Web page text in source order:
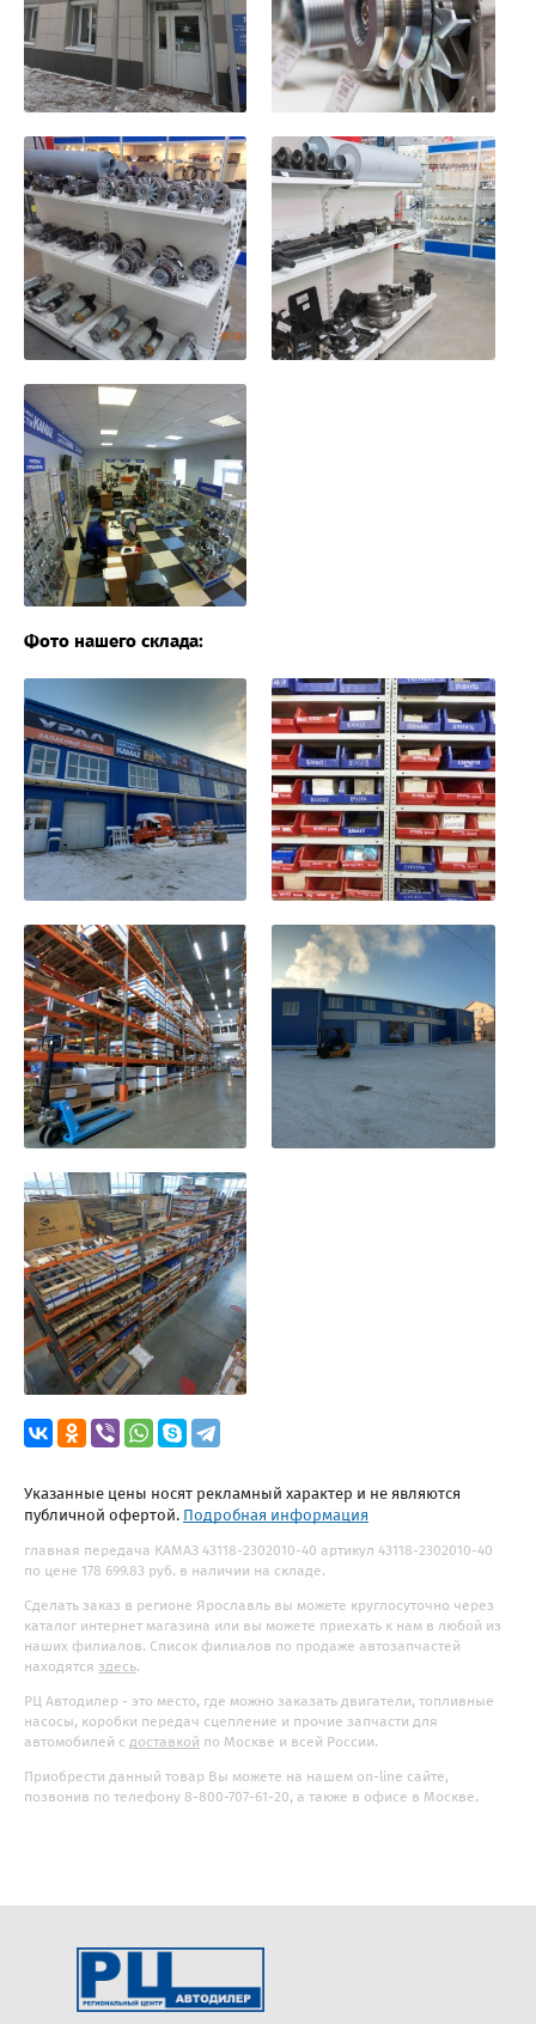
Фото нашего склада:
Указанные цены носят рекламный характер и не являются
публичной офертой. Подробная информация
главная передача КАМАЗ 43118-2302010-40 артикул 43118-2302010-40
по цене 178 699.83 руб. в наличии на складе.
Сделать заказ в регионе Ярославль вы можете круглосуточно через
каталог интернет магазина или вы можете приехать к нам в любой из
наших филиалов. Список филиалов по продаже автозапчастей
находятся здесь.
РЦ Автодилер - это место, где можно заказать двигатели, топливные
насосы, коробки передач сцепление и прочие запчасти для
автомобилей с доставкой по Москве и всей России.
Приобрести данный товар Вы можете на нашем on-line сайте,
позвонив по телефону 8-800-707-61-20, а также в офисе в Москве.